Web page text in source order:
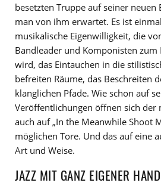
besetzten Truppe auf seiner neuen
man von ihm erwartet. Es ist
musikalische Eigenwilligkeit, die
Bandleader und Komponisten
wird, das Eintauchen in die
befreiten Räume, das Beschreiten
klanglichen Pfade. Wie schon auf
Veröffentlichungen öffnen sich der
auch auf „In the Meanwhile Shoot
möglichen Tore. Und das auf eine
Art und Weise.
JAZZ MIT GANZ EIGENER